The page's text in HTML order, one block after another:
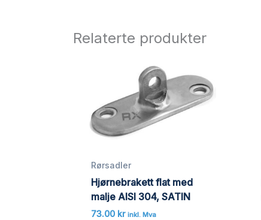
Relaterte produkter
Rørsadler
Hjørnebrakett flat med
malje AISI 304, SATIN
73.00 kr inkl. Mva